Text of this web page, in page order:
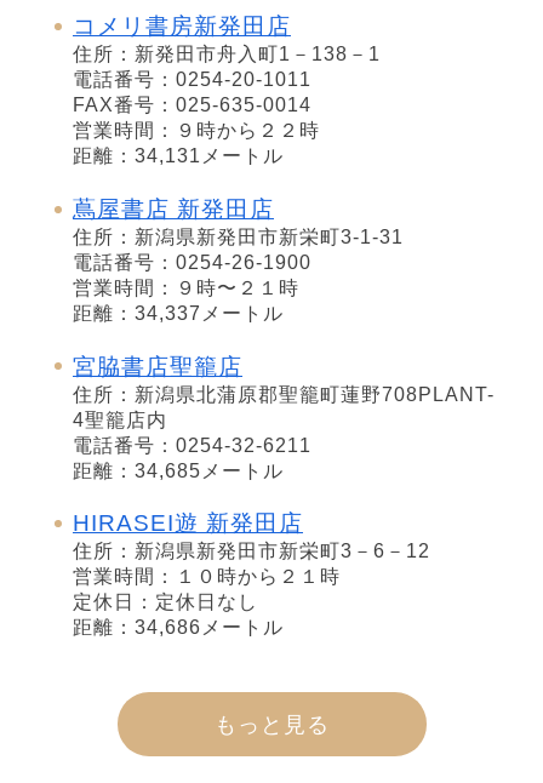
コメリ書房新発田店
住所：新発田市舟入町1－138－1
電話番号：0254-20-1011
FAX番号：025-635-0014
営業時間：９時から２２時
距離：34,131メートル
蔦屋書店 新発田店
住所：新潟県新発田市新栄町3-1-31
電話番号：0254-26-1900
営業時間：９時〜２１時
距離：34,337メートル
宮脇書店聖籠店
住所：新潟県北蒲原郡聖籠町蓮野708PLANT-
4聖籠店内
電話番号：0254-32-6211
距離：34,685メートル
HIRASEI遊 新発田店
住所：新潟県新発田市新栄町3－6－12
営業時間：１０時から２１時
定休日：定休日なし
距離：34,686メートル
もっと見る